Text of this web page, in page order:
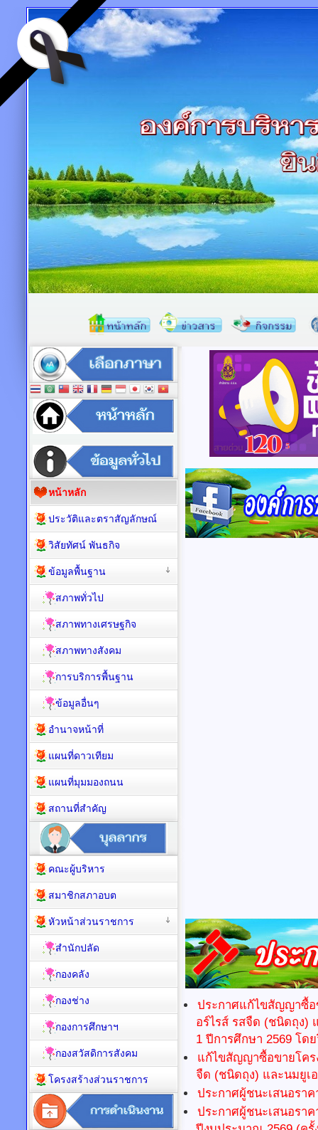
ประกาศแก้ไขสัญญาซื้อ
อร์ไรส์ รสจืด (ชนิดถุง)
1 ปีการศึกษา 2569 โดย
แก้ไขสัญญาซื้อขายโคร
จืด (ชนิดถุง) และนมยูเ
ประกาศผู้ชนะเสนอรา
ประกาศผู้ชนะเสนอรา
หน้าหลัก
ประวัติและตราสัญลักษณ์
วิสัยทัศน์ พันธกิจ
ข้อมูลพื้นฐาน
สภาพทั่วไป
สภาพทางเศรษฐกิจ
สภาพทางสังคม
การบริการพื้นฐาน
ข้อมูลอื่นๆ
อำนาจหน้าที่
แผนที่ดาวเทียม
แผนที่มุมมองถนน
สถานที่สำคัญ
คณะผู้บริหาร
สมาชิกสภาอบต
หัวหน้าส่วนราชการ
สำนักปลัด
กองคลัง
กองช่าง
กองการศึกษาฯ
กองสวัสดิการสังคม
โครงสร้างส่วนราชการ